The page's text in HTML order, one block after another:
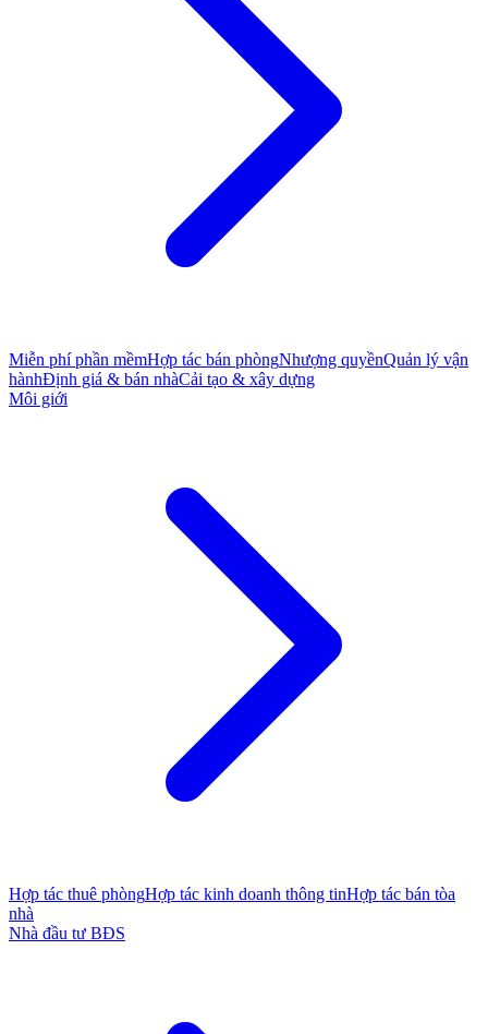
Miễn phí phần mềmHợp tác bán phòngNhượng quyềnQuản lý vận
hànhĐịnh giá & bán nhàCải tạo & xây dựng
Môi giới
Hợp tác thuê phòngHợp tác kinh doanh thông tinHợp tác bán tòa
nhà
Nhà đầu tư BĐS